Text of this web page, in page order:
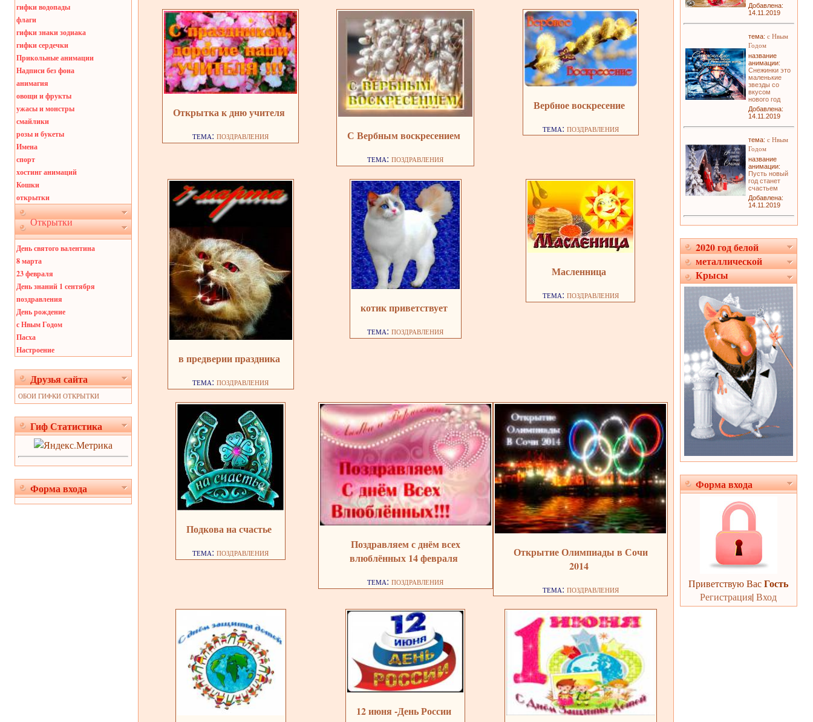
гифки водопады
флаги
гифки знаки зодиака
гифки сердечки
Прикольные анимации
Надписи без фона
анимагия
овощи и фрукты
ужасы и монстры
смайлики
розы и букеты
Имена
спорт
хостинг анимаций
Кошки
открытки
Открытки
День святого валентина
8 марта
23 февраля
День знаний 1 сентября
поздравления
День рождение
с Нвым Годом
Пасха
Настроение
Друзья сайта
ОБОИ ГИФКИ ОТКРЫТКИ
Гиф Статистика
Форма входа
Открытка к дню учителя
тема: поздравления С Вербным воскресением
тема: поздравления
Вербное воскресение
тема: поздравления
в предверии праздника
тема: поздравления
котик приветствует
тема: поздравления
Масленница
тема: поздравления
Подкова на счастье
тема: поздравления
Поздравляем с днём всех
влюблённых 14 февраля
тема: поздравления
Открытие Олимпиады в Сочи
2014
тема: поздравления
12 июня -День России
Добавлена:
14.11.2019
тема: с Нвым
Годом
название
анимации:
Снежинки это
маленькие
звезды со
вкусом
нового год
Добавлена:
14.11.2019
тема: с Нвым
Годом
название
анимации:
Пусть новый
год станет
счастьем
Добавлена:
14.11.2019
2020 год белой
металлической
Крысы
Форма входа
Приветствую ВасГость
Регистрация|Вход